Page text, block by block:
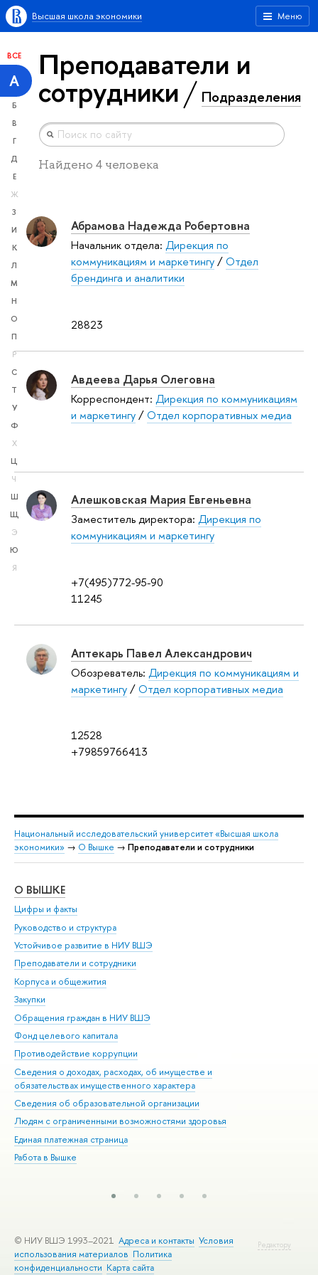
Меню
Высшая школа экономики
ВСЕ
А
Б
В
Г
Д
Е
Ж
З
И
К
Л
М
Н
О
П
Р
С
Т
У
Ф
Х
Ц
Ч
Ш
Щ
Э
Ю
Я
Преподаватели и
сотрудники Подразделения
Найдено 4 человека
28823
Абрамова Надежда Робертовна
Начальник отдела: Дирекция по
коммуникациям и маркетингу/Отдел
брендинга и аналитики
Авдеева Дарья Олеговна
Корреспондент: Дирекция по коммуникациям
и маркетингу/Отдел корпоративных медиа
+7(495)772-95-90
11245
Алешковская Мария Евгеньевна
Заместитель директора: Дирекция по
коммуникациям и маркетингу
12528
+79859766413
Аптекарь Павел Александрович
Обозреватель: Дирекция по коммуникациям и
маркетингу/Отдел корпоративных медиа
Национальный исследовательский университет «Высшая школа
экономики» → О Вышке → Преподаватели и сотрудники
О ВЫШКЕ
Цифры и факты
Руководство и структура
Устойчивое развитие в НИУ ВШЭ
Преподаватели и сотрудники
Корпуса и общежития
Закупки
Обращения граждан в НИУ ВШЭ
Фонд целевого капитала
Противодействие коррупции
Сведения о доходах, расходах, об имуществе и
обязательствах имущественного характера
Сведения об образовательной организации
Людям с ограниченными возможностями здоровья
Единая платежная страница
Работа в Вышке
Редактору
© НИУ ВШЭ 1993–2021 Адреса и контакты Условия
использования материалов Политика
конфиденциальности Карта сайта